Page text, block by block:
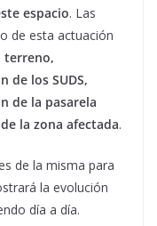
espacio. Las
de esta actuación
terreno,
de los SUDS,
de la pasarela
la zona afectada.
de la misma para
la evolución
día a día.